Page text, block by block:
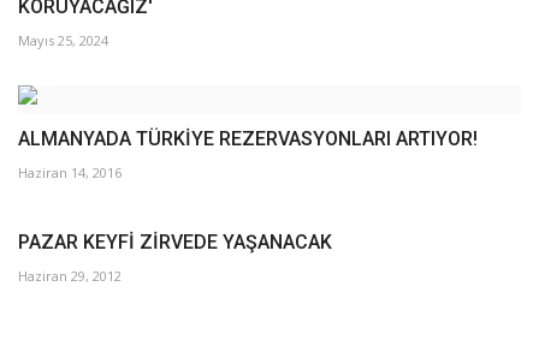
KORUYACAĞIZ'
Mayıs 25, 2024
ALMANYADA TÜRKİYE REZERVASYONLARI ARTIYOR!
Haziran 14, 2016
PAZAR KEYFİ ZİRVEDE YAŞANACAK
Haziran 29, 2012